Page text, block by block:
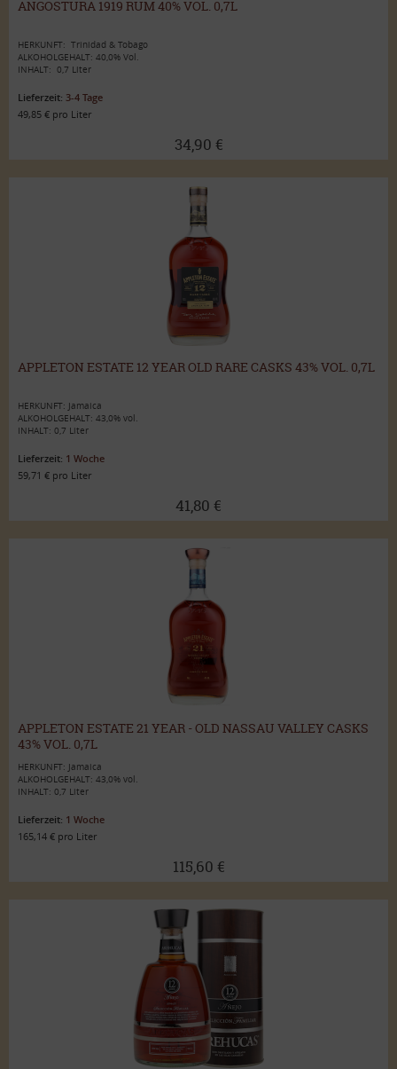
ANGOSTURA 1919 RUM 40% VOL. 0,7L
HERKUNFT: Trinidad & Tobago
ALKOHOLGEHALT: 40,0% Vol.
INHALT: 0,7 Liter
Lieferzeit: 3-4 Tage
49,85 € pro Liter
34,90 €
APPLETON ESTATE 12 YEAR OLD RARE CASKS 43% VOL. 0,7L
HERKUNFT: Jamaica
ALKOHOLGEHALT: 43,0% vol.
INHALT: 0,7 Liter
Lieferzeit: 1 Woche
59,71 € pro Liter
41,80 €
APPLETON ESTATE 21 YEAR - OLD NASSAU VALLEY CASKS
43% VOL. 0,7L
HERKUNFT: Jamaica
ALKOHOLGEHALT: 43,0% vol.
INHALT: 0,7 Liter
Lieferzeit: 1 Woche
165,14 € pro Liter
115,60 €